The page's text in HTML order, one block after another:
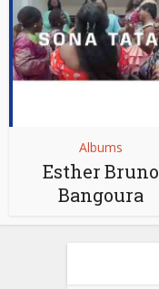
Albums
Esther Bruno
Bangoura